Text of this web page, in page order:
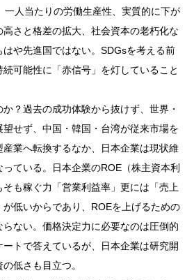
一人当たりの労働生産性、実質的に下が
高さと格差の拡大、社会資本の老朽化な
はや先進国ではない。SDGsを考える前
可能性に「赤信号」を灯していること
？過去の成功体験から抜けず、世界・
せず、中国・韓国・台湾が従来市場を
産業へ転換するなか、日本企業は現状維
ている。日本企業のROE（株主資本利
も稼ぐ力「営業利益率」更には「売上
低いからであり、ROEを上げるための
ない。価格決定力に必要なのは圧倒的
トで答えているが、日本企業は研究開
低さも目立つ。